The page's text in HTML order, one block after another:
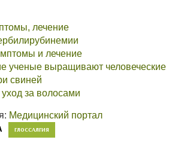
лечение
и лечение
ученые выращивают человеческие
свиней
за волосами
Медицинский портал
ГЛОССАЛГИЯ